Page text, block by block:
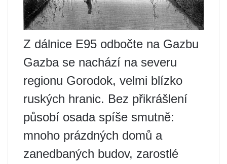
Z dálnice E95 odbočte na Gazbu
Gazba se nachází na severu
regionu Gorodok, velmi blízko
ruských hranic. Bez přikrášlení
působí osada spíše smutně:
mnoho prázdných domů a
zanedbaných budov, zarostlé